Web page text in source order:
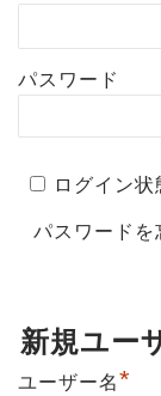
パスワード
ログイン状
パスワード
新規ユー
ユーザー名*